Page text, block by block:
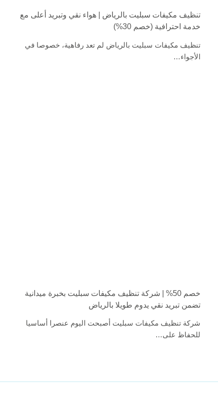
تنظيف مكيفات سبليت بالرياض | هواء نقي وتبريد أعلى مع
خدمة احترافية (خصم 30%)
تنظيف مكيفات سبليت بالرياض لم تعد رفاهية، خصوصا في
الأجواء…
خصم 50% | شركة تنظيف مكيفات سبليت بخبرة ميدانية
تضمن تبريد نقي يدوم طويلا بالرياض
شركة تنظيف مكيفات سبليت أصبحت اليوم عنصرا أساسيا
للحفاظ على…